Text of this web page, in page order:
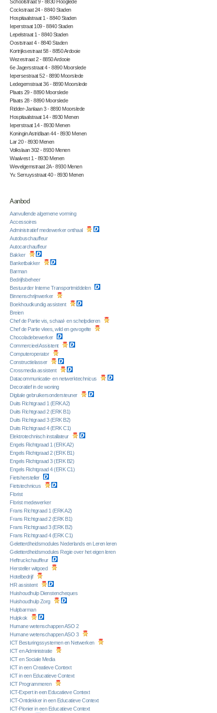
Schoolstraat 9 - 8830 Hooglede
Cockstraat 24 - 8840 Staden
Hospitaalstraat 1 - 8840 Staden
Ieperstraat 109 - 8840 Staden
Lepelstraat 1 - 8840 Staden
Ooststraat 4 - 8840 Staden
Kortrijksestraat 58 - 8850 Ardooie
Wezestraat 2 - 8850 Ardooie
6e Jagersstraat 4 - 8890 Moorslede
Iepersestraat 52 - 8890 Moorslede
Ledegemstraat 36 - 8890 Moorslede
Plaats 29 - 8890 Moorslede
Plaats 28 - 8890 Moorslede
Ridder-Janlaan 3 - 8890 Moorslede
Hospitaalstraat 14 - 8930 Menen
Ieperstraat 14 - 8930 Menen
Koningin Astridlaan 44 - 8930 Menen
Lar 20 - 8930 Menen
Volkslaan 302 - 8930 Menen
Waalvest 1 - 8930 Menen
Wevelgemstraat 2A - 8930 Menen
Yv. Serruysstraat 40 - 8930 Menen
Aanbod
Aanvullende algemene vorming
Accessoires
Administratief medewerker onthaal
Autobuschauffeur
Autocarchauffeur
Bakker
Banketbakker
Barman
Bedrijfsbeheer
Bestuurder Interne Transportmiddelen
Binnenschrijnwerker
Boekhoudkundig assistent
Breien
Chef de Partie vis, schaal- en schelpdieren
Chef de Partie vlees, wild en gevogelte
Chocoladebewerker
Commercieel Assistent
Computeroperator
Constructielasser
Crossmedia assistent
Datacommunicatie- en netwerktechnicus
Decoratief in de woning
Digitale gebruikersondersteuner
Duits Richtgraad 1 (ERK A2)
Duits Richtgraad 2 (ERK B1)
Duits Richtgraad 3 (ERK B2)
Duits Richtgraad 4 (ERK C1)
Elektrotechnisch installateur
Engels Richtgraad 1 (ERK A2)
Engels Richtgraad 2 (ERK B1)
Engels Richtgraad 3 (ERK B2)
Engels Richtgraad 4 (ERK C1)
Fietshersteller
Fietstechnicus
Florist
Florist medewerker
Frans Richtgraad 1 (ERK A2)
Frans Richtgraad 2 (ERK B1)
Frans Richtgraad 3 (ERK B2)
Frans Richtgraad 4 (ERK C1)
Geletterdheidsmodules Nederlands en Leren leren
Geletterdheidsmodules Regie over het eigen leren
Heftruckchauffeur
Hersteller witgoed
Hotelbedrijf
HR assistent
Huishoudhulp Dienstencheques
Huishoudhulp Zorg
Hulpbarman
Hulpkok
Humane wetenschappen ASO 2
Humane wetenschappen ASO 3
ICT Besturingssystemen en Netwerken
ICT en Administratie
ICT en Sociale Media
ICT in een Creatieve Context
ICT in een Educatieve Context
ICT Programmeren
ICT-Expert in een Educatieve Context
ICT-Ontdekker in een Educatieve Context
ICT-Pionier in een Educatieve Context